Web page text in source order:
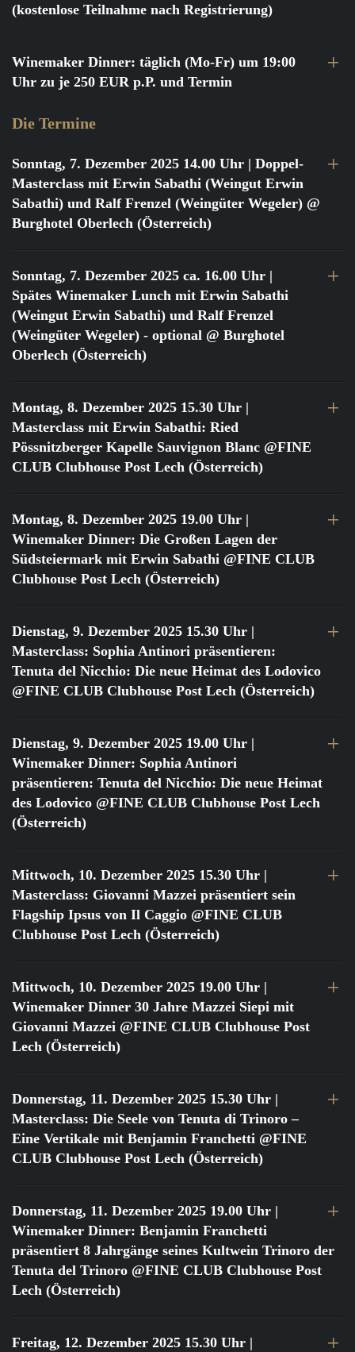
(kostenlose Teilnahme nach Registrierung)
Winemaker Dinner: täglich (Mo-Fr) um 19:00
Uhr zu je 250 EUR p.P. und Termin
Die Termine
Sonntag, 7. Dezember 2025 14.00 Uhr | Doppel-
Masterclass mit Erwin Sabathi (Weingut Erwin
Sabathi) und Ralf Frenzel (Weingüter Wegeler) @
Burghotel Oberlech (Österreich)
Sonntag, 7. Dezember 2025 ca. 16.00 Uhr |
Spätes Winemaker Lunch mit Erwin Sabathi
(Weingut Erwin Sabathi) und Ralf Frenzel
(Weingüter Wegeler) - optional @ Burghotel
Oberlech (Österreich)
Montag, 8. Dezember 2025 15.30 Uhr |
Masterclass mit Erwin Sabathi: Ried
Pössnitzberger Kapelle Sauvignon Blanc @FINE
CLUB Clubhouse Post Lech (Österreich)
Montag, 8. Dezember 2025 19.00 Uhr |
Winemaker Dinner: Die Großen Lagen der
Südsteiermark mit Erwin Sabathi @FINE CLUB
Clubhouse Post Lech (Österreich)
Dienstag, 9. Dezember 2025 15.30 Uhr |
Masterclass: Sophia Antinori präsentieren:
Tenuta del Nicchio: Die neue Heimat des Lodovico
@FINE CLUB Clubhouse Post Lech (Österreich)
Dienstag, 9. Dezember 2025 19.00 Uhr |
Winemaker Dinner: Sophia Antinori
präsentieren: Tenuta del Nicchio: Die neue Heimat
des Lodovico @FINE CLUB Clubhouse Post Lech
(Österreich)
Mittwoch, 10. Dezember 2025 15.30 Uhr |
Masterclass: Giovanni Mazzei präsentiert sein
Flagship Ipsus von Il Caggio @FINE CLUB
Clubhouse Post Lech (Österreich)
Mittwoch, 10. Dezember 2025 19.00 Uhr |
Winemaker Dinner 30 Jahre Mazzei Siepi mit
Giovanni Mazzei @FINE CLUB Clubhouse Post
Lech (Österreich)
Donnerstag, 11. Dezember 2025 15.30 Uhr |
Masterclass: Die Seele von Tenuta di Trinoro –
Eine Vertikale mit Benjamin Franchetti @FINE
CLUB Clubhouse Post Lech (Österreich)
Donnerstag, 11. Dezember 2025 19.00 Uhr |
Winemaker Dinner: Benjamin Franchetti
präsentiert 8 Jahrgänge seines Kultwein Trinoro der
Tenuta del Trinoro @FINE CLUB Clubhouse Post
Lech (Österreich)
Freitag, 12. Dezember 2025 15.30 Uhr |